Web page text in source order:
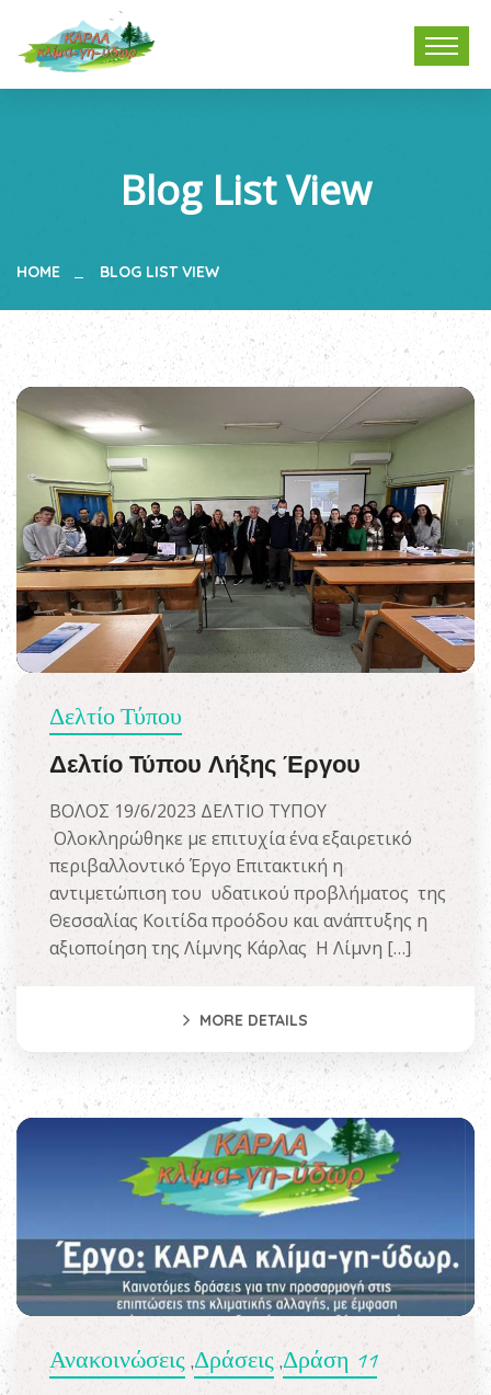
Blog List View
HOME BLOG LIST VIEW
Δελτίο Τύπου
Δελτίο Τύπου Λήξης Έργου
ΒΟΛΟΣ 19/6/2023 ΔΕΛΤΙΟ ΤΥΠΟΥ
Ολοκληρώθηκε με επιτυχία ένα εξαιρετικό
περιβαλλοντικό Έργο Επιτακτική η
αντιμετώπιση του υδατικού προβλήματος της
Θεσσαλίας Κοιτίδα προόδου και ανάπτυξης η
αξιοποίηση της Λίμνης Κάρλας Η Λίμνη […]
MORE DETAILS
Ανακοινώσεις ,Δράσεις ,Δράση 11